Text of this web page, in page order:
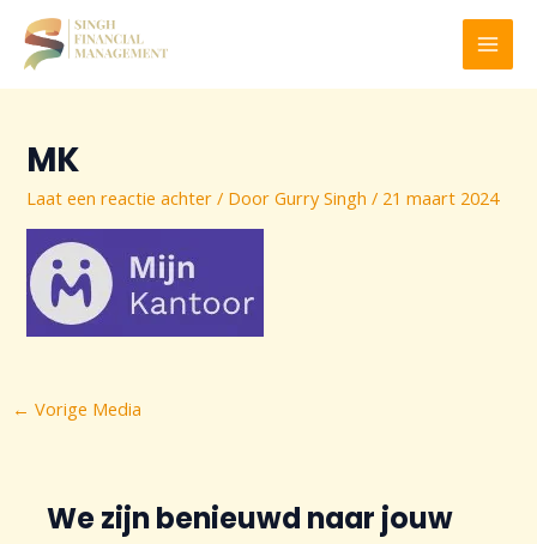
naar
inhoud
MK
Laat een reactie achter / DoorGurry Singh/ 21 maart 2024
Bericht
navigatie
← Vorige Media
We zijn benieuwd naar jouw